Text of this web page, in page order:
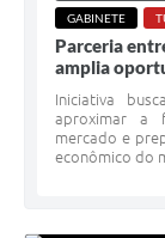
GABINETE
Parceria
amplia
Iniciativa
aproximar a
mercado e
econômico do